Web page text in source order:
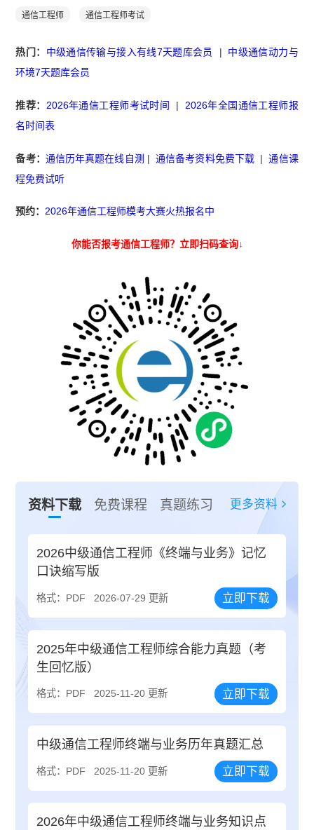
通信工程师 通信工程师考试
热门： 中级通信传输与接入有线7天题库会员 | 中级通信动力与
环境7天题库会员
推荐： 2026年通信工程师考试时间 | 2026年全国通信工程师报
名时间表
备考： 通信历年真题在线自测 |通信备考资料免费下载 |通信课
程免费试听
预约：2026年通信工程师模考大赛火热报名中
你能否报考通信工程师？立即扫码查询↓
资料下载 免费课程 真题练习 更多资料
2026中级通信工程师《终端与业务》记忆
口诀缩写版
格式：PDF 2026-07-29 更新 立即下载
2025年中级通信工程师综合能力真题（考
生回忆版）
格式：PDF 2025-11-20 更新 立即下载
中级通信工程师终端与业务历年真题汇总
格式：PDF 2025-11-20 更新 立即下载
2026年中级通信工程师终端与业务知识点